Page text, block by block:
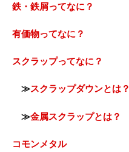
鉄・鉄屑ってなに？
有価物ってなに？
スクラップってなに？
≫スクラップダウンとは？
≫金属スクラップとは？
コモンメタル